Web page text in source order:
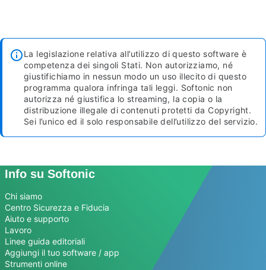
La legislazione relativa all’utilizzo di questo software è
competenza dei singoli Stati. Non autorizziamo, né
giustifichiamo in nessun modo un uso illecito di questo
programma qualora infringa tali leggi. Softonic non
autorizza né giustifica lo streaming, la copia o la
distribuzione illegale di contenuti protetti da Copyright.
Sei l’unico ed il solo responsabile dell’utilizzo del servizio.
Info su Softonic
Chi siamo
Centro Sicurezza e Fiducia
Aiuto e supporto
Lavoro
Linee guida editoriali
Aggiungi il tuo software / app
Strumenti online